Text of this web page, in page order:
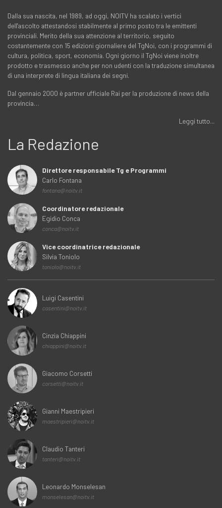
Dalla sua nascita, nel 1989, ad oggi, NOITV ha scalato i vertici
dell'ascolto attestandosi stabilmente al primo posto tra le emittenti
provinciali. Merito della sua attenzione al territorio, seguito
costantemente con 15 edizioni giornaliere del TgNoi, con i programmi di
cultura, politica, sport, economia. Ogni giorno il TgNoi viene inoltre
prodotto e trasmesso anche per non udenti con la traduzione simultanea
di una interprete di lingua italiana dei segni.
Dal gennaio 2000 è partner ufficiale Rai per la produzione di news della
provincia…
Leggi tutto...
La Redazione
Direttore responsabile Tg e Programmi
Carlo Fontana
fontana@noitv.it
Coordinatore redazionale
Egidio Conca
conca@noitv.it
Vice coordinatrice redazionale
Silvia Toniolo
toniolo@noitv.it
Luigi Casentini
casentini@noitv.it
Cinzia Chiappini
chiappini@noitv.it
Giacomo Corsetti
corsetti@noitv.it
Gianni Maestripieri
maestripieri@noitv.it
Claudio Tanteri
tanteri@noitv.it
Leonardo Monselesan
monselesan@noitv.it